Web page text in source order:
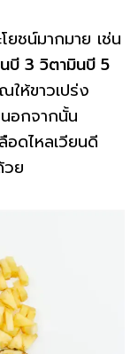
ยชน์มากมาย เช่น
บี 3 วิตามินบี 5
ห้ขาวเปร่ง
อกจากนั้น
ดไหลเวียนดี
วย